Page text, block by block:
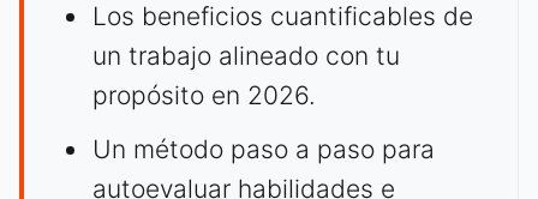
Los beneficios cuantificables de
un trabajo alineado con tu
propósito en 2026.
Un método paso a paso para
autoevaluar habilidades e